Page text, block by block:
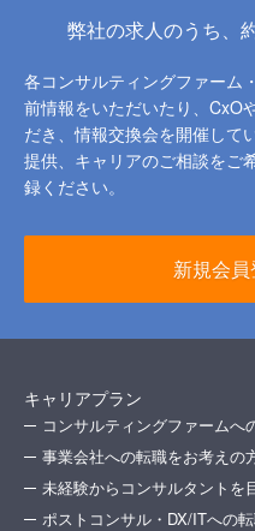
弊社の求人のうち、
各コンサルティングファーム
前情報をいただいたり、 CxO
だき、情報交換会を開催してい
提供、キャリアのご相談をご
録ください。
新規会員
キャリアプラン
コンサルティングファームへ
事業会社への転職をお考えの
未経験からコンサルタントを
ポストコンサル・DX/ITへの